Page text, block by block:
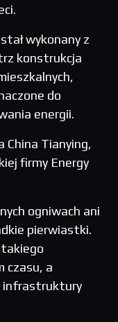
wykonany z
konstrukcja
do
energii.
China Tianying,
firmy Energy
ogniwach ani
pierwiastki.
czasu, a
infrastruktury